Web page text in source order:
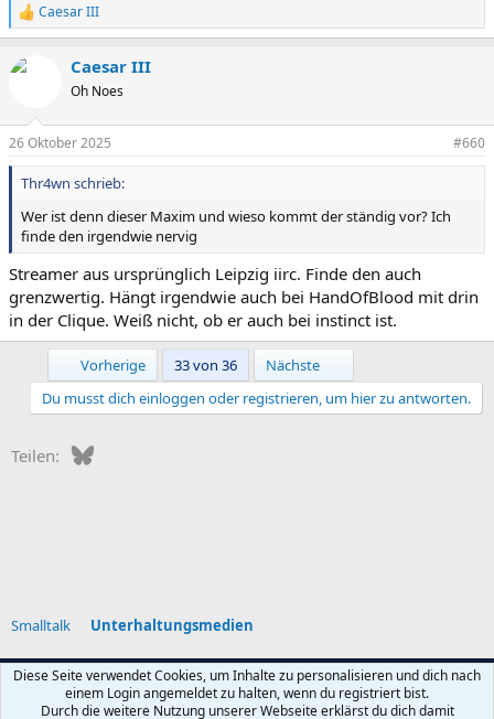
R
e
k
o
n
e
n
Caesar III
Caesar III
Oh Noes
26 Oktober 2025 #660
Thr4wn schrieb:
Wer ist denn dieser Maxim und wieso kommt der ständig vor? Ich
finde den irgendwie nervig
Streamer aus ursprünglich Leipzig iirc. Finde den auch
grenzwertig. Hängt irgendwie auch bei HandOfBlood mit drin
in der Clique. Weiß nicht, ob er auch bei instinct ist.
Vorherige 33 von 36 Nächste
Du musst dich einloggen oder registrieren, um hier zu antworten.
Teilen: Bluesky
Smalltalk Unterhaltungsmedien
Nutzungsbedingungen Datenschutz Hilfe und Impressum Start
Diese Seite verwendet Cookies, um Inhalte zu personalisieren und dich nach
einem Login angemeldet zu halten, wenn du registriert bist.
Durch die weitere Nutzung unserer Webseite erklärst du dich damit